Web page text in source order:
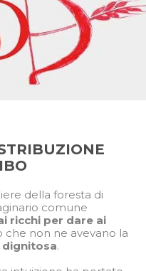
della foresta di
comune
ricchi per dare ai
che non ne avevano la
dignitosa.